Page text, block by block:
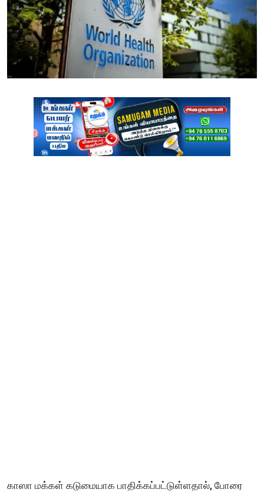
காஸா மக்கள் கடுமையாக பாதிக்கப்பட்டுள்ளதால், போரை